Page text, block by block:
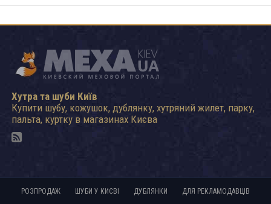
Хутра та шуби Київ
Купити шубу, кожушок, дублянку, хутряний жилет, парку,
пальта, куртку в магазинах Києва
РОЗПРОДАЖ ШУБИ У КИЄВІ ДУБЛЯНКИ ДЛЯ РЕКЛАМОДАВЦІВ